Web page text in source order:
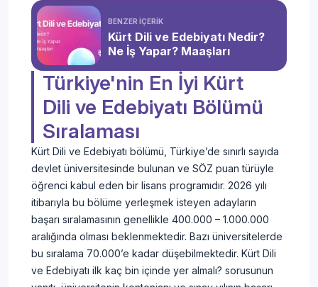
BENZER İÇERİK
Kürt Dili ve Edebiyatı Nedir?
Ne İş Yapar? Maaşları
Türkiye'nin En İyi Kürt
Dili ve Edebiyatı Bölümü
Sıralaması
Kürt Dili ve Edebiyatı bölümü, Türkiye’de sınırlı sayıda
devlet üniversitesinde bulunan ve SÖZ puan türüyle
öğrenci kabul eden bir lisans programıdır. 2026 yılı
itibarıyla bu bölüme yerleşmek isteyen adayların
başarı sıralamasının genellikle 400.000 – 1.000.000
aralığında olması beklenmektedir. Bazı üniversitelerde
bu sıralama 70.000’e kadar düşebilmektedir. Kürt Dili
ve Edebiyatı ilk kaç bin içinde yer almalı? sorusunun